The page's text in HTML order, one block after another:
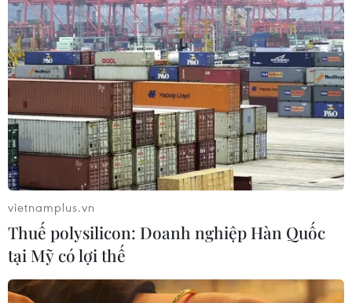
vietnamplus.vn
Thuế polysilicon: Doanh nghiệp Hàn Quốc
tại Mỹ có lợi thế